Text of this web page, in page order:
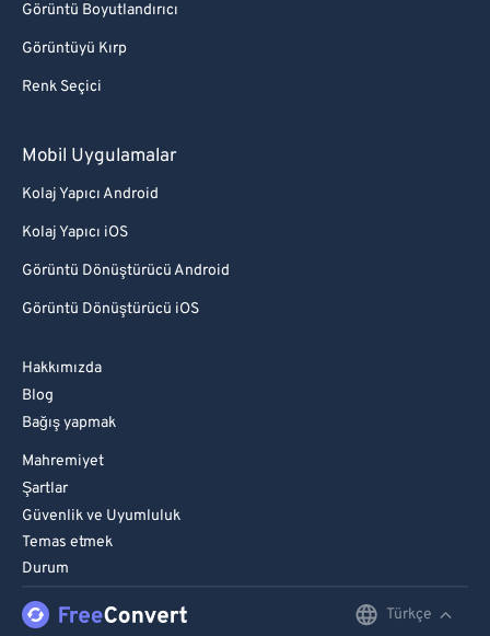
Görüntü Boyutlandırıcı
Görüntüyü Kırp
Renk Seçici
Mobil Uygulamalar
Kolaj Yapıcı Android
Kolaj Yapıcı iOS
Görüntü Dönüştürücü Android
Görüntü Dönüştürücü iOS
Hakkımızda
Blog
Bağış yapmak
Mahremiyet
Şartlar
Güvenlik ve Uyumluluk
Temas etmek
Durum
Türkçe